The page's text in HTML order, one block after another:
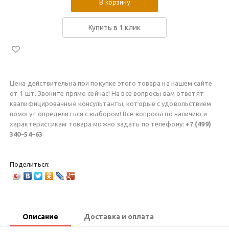
В корзину
Купить в 1 клик
Цена действительна при покупке этого товара на нашем сайте
от 1 шт. Звоните прямо сейчас! На все вопросы вам ответят
квалифицированные консультанты, которые с удовольствием
помогут определиться с выбором! Все вопросы по наличию и
характеристикам товара можно задать по телефону: +7 (499)
340–54–63
Поделиться:
Описание Доставка и оплата